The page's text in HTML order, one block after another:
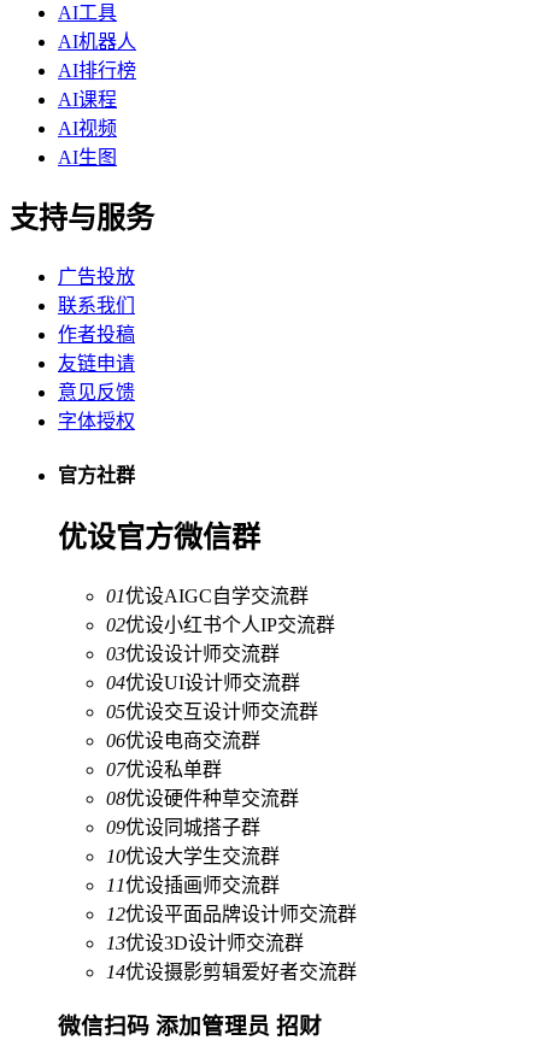
AI工具
AI机器人
AI排行榜
AI课程
AI视频
AI生图
支持与服务
广告投放
联系我们
作者投稿
友链申请
意见反馈
字体授权
官方社群
优设官方微信群
01优设AIGC自学交流群
02优设小红书个人IP交流群
03优设设计师交流群
04优设UI设计师交流群
05优设交互设计师交流群
06优设电商交流群
07优设私单群
08优设硬件种草交流群
09优设同城搭子群
10优设大学生交流群
11优设插画师交流群
12优设平面品牌设计师交流群
13优设3D设计师交流群
14优设摄影剪辑爱好者交流群
微信扫码 添加管理员 招财